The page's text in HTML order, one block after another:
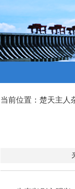
当前位置： 楚天主人